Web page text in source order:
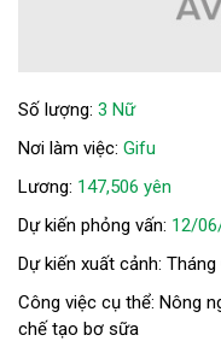
Số lượng: 3 Nữ
Nơi làm việc: Gifu
Lương: 147,506 yên
Dự kiến phỏng vấn: 12/
Dự kiến xuất cảnh:
Công việc cụ thể: Nông
chế tạo bơ sữa